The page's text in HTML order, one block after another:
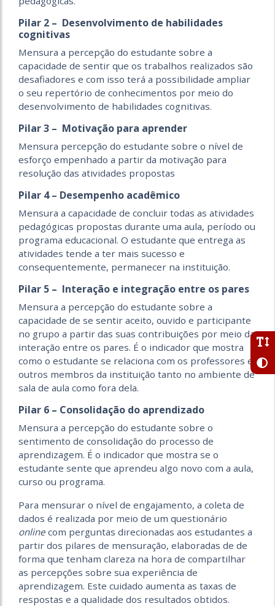
Pilar 2 – Desenvolvimento de habilidades
cognitivas
Mensura a percepção do estudante sobre a
capacidade de sentir que os trabalhos realizados são
desafiadores e com isso terá a possibilidade ampliar
o seu repertório de conhecimentos por meio do
desenvolvimento de habilidades cognitivas.
Pilar 3 – Motivação para aprender
Mensura percepção do estudante sobre o nível de
esforço empenhado a partir da motivação para
resolução das atividades propostas
Pilar 4 – Desempenho acadêmico
Mensura a capacidade de concluir todas as atividades
pedagógicas propostas durante uma aula, período ou
programa educacional. O estudante que entrega as
atividades tende a ter mais sucesso e
consequentemente, permanecer na instituição.
Pilar 5 – Interação e integração entre os pares
Mensura a percepção do estudante sobre a
capacidade de se sentir aceito, ouvido e participante
no grupo a partir das suas contribuições por meio da
interação entre os pares. É o indicador que mostra
como o estudante se relaciona com os professores e
outros membros da instituição tanto no ambiente de
sala de aula como fora dela.
Pilar 6 – Consolidação do aprendizado
Mensura a percepção do estudante sobre o
sentimento de consolidação do processo de
aprendizagem. É o indicador que mostra se o
estudante sente que aprendeu algo novo com a aula,
curso ou programa.
Para mensurar o nível de engajamento, a coleta de
dados é realizada por meio de um questionário
online com perguntas direcionadas aos estudantes a
partir dos pilares de mensuração, elaboradas de de
forma que tenham clareza na hora de compartilhar
as percepções sobre sua experiência de
aprendizagem. Este cuidado aumenta as taxas de
respostas e a qualidade dos resultados obtidos.